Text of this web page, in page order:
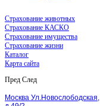
Страхование животных
Страхование КАСКО
Страхование имущества
Страхование жизни
Каталог
Карта сайта
Пред След
Москва Ул.Новослободская,